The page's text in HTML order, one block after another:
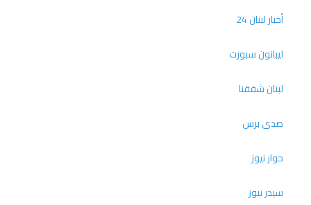
أخبار لبنان 24
ليبانون سبورت
لبنان شفقنا
صدى برس
حوار نيوز
سيدر نيوز